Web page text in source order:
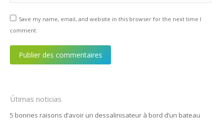
Save my name, email, and website in this browser for the next time I
comment.
Publier des commentaires
Útimas noticias
5 bonnes raisons d’avoir un dessalinisateur à bord d’un bateau